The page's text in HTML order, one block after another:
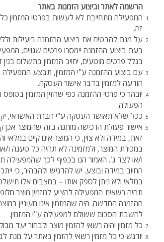
הרשמה לאתר וביצוע הזמנות באתר
המפעילה מתחייבת לא לעשות בפרטי המזמין
זה.
על מנת להבטיח את ביצוע ההזמנה ביעילות
בעת ביצוע ההזמנה יימסרו פרטים שגויים,
בגלל פרטים מוטעים, יחויב המזמין בתשלום
עם ביצוע ההזמנה ע"י המזמין, תבצע
הודעה למזמין בדבר אישור העסקה.
יובהר כי פרטי ההזמנה כפי שהזין המזמין
הפעולה.
ככל שלא תאושר העסקה ע"י חברת האשראי,
אישור פעולת הרכישה מותנה בזה שהמוצר
זאת, במידה ולא צוין, כי המוצר אינו קיים
במכירת המוצר, ולמזמינה לא תהיה כל טענה ו/
ו/או לצד ג'. האמור הנו בכפוף לכך
החיוב במידה ובוצע. יש להדגיש ולהבהיר, כי
במלאי ולא ניתן לספק אותו – במצבים אלו
תהיה רשאית המפעילה להציע למזמין מוצר
ההזמנה החדשה. היה שהמזמין אינו מעוניין
להשבת הסכום ששולם למפעילה ע"י המזמין.
כל מזמין יהיה רשאי להזמין מוצר ולבחור
יודגש כי כל מזמין רשאי להזמין באתר על מנת